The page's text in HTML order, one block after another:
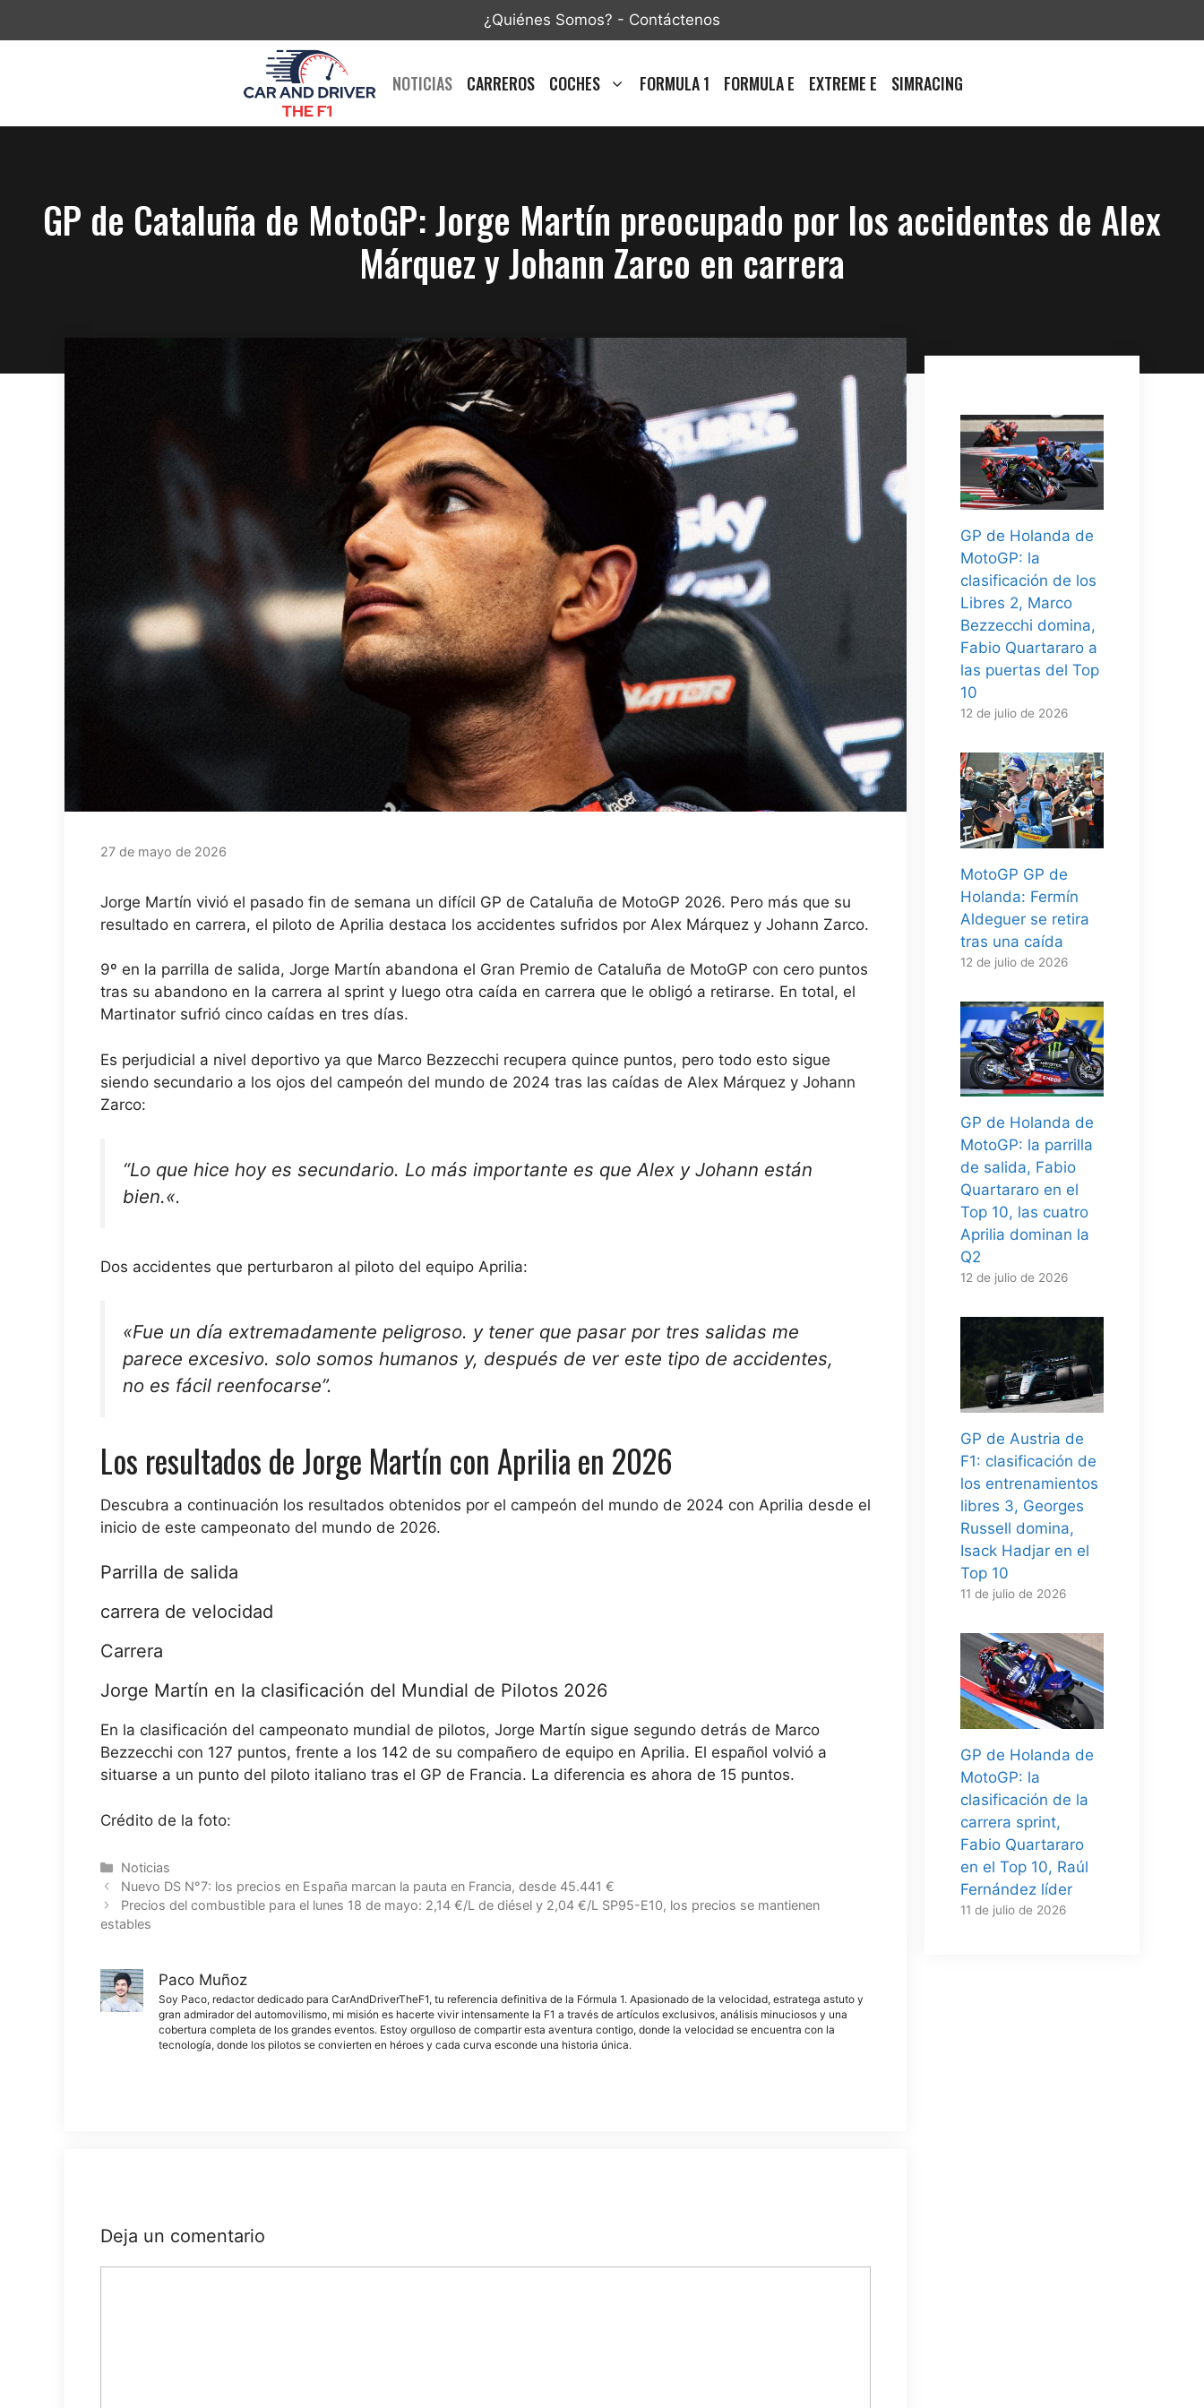
¿Quiénes Somos? - Contáctenos
NOTICIAS CARREROS COCHES FORMULA 1 FORMULA E EXTREME E SIMRACING
GP de Cataluña de MotoGP: Jorge Martín preocupado por los accidentes de Alex
Márquez y Johann Zarco en carrera
27 de mayo de 2026
Jorge Martín vivió el pasado fin de semana un difícil GP de Cataluña de MotoGP 2026. Pero más que su
resultado en carrera, el piloto de Aprilia destaca los accidentes sufridos por Alex Márquez y Johann Zarco.
9º en la parrilla de salida, Jorge Martín abandona el Gran Premio de Cataluña de MotoGP con cero puntos
tras su abandono en la carrera al sprint y luego otra caída en carrera que le obligó a retirarse. En total, el
Martinator sufrió cinco caídas en tres días.
Es perjudicial a nivel deportivo ya que Marco Bezzecchi recupera quince puntos, pero todo esto sigue
siendo secundario a los ojos del campeón del mundo de 2024 tras las caídas de Alex Márquez y Johann
Zarco:
“Lo que hice hoy es secundario. Lo más importante es que Alex y Johann están
bien.«.
Dos accidentes que perturbaron al piloto del equipo Aprilia:
«Fue un día extremadamente peligroso. y tener que pasar por tres salidas me
parece excesivo. solo somos humanos y, después de ver este tipo de accidentes,
no es fácil reenfocarse”.
Los resultados de Jorge Martín con Aprilia en 2026
Descubra a continuación los resultados obtenidos por el campeón del mundo de 2024 con Aprilia desde el
inicio de este campeonato del mundo de 2026.
Parrilla de salida
carrera de velocidad
Carrera
Jorge Martín en la clasificación del Mundial de Pilotos 2026
En la clasificación del campeonato mundial de pilotos, Jorge Martín sigue segundo detrás de Marco
Bezzecchi con 127 puntos, frente a los 142 de su compañero de equipo en Aprilia. El español volvió a
situarse a un punto del piloto italiano tras el GP de Francia. La diferencia es ahora de 15 puntos.
Crédito de la foto:
Categorías
Noticias
Nuevo DS N°7: los precios en España marcan la pauta en Francia, desde 45.441 €
Precios del combustible para el lunes 18 de mayo: 2,14 €/L de diésel y 2,04 €/L SP95-E10, los precios se mantienen
estables
Paco Muñoz
Soy Paco, redactor dedicado para CarAndDriverTheF1, tu referencia definitiva de la Fórmula 1. Apasionado de la velocidad, estratega astuto y
gran admirador del automovilismo, mi misión es hacerte vivir intensamente la F1 a través de artículos exclusivos, análisis minuciosos y una
cobertura completa de los grandes eventos. Estoy orgulloso de compartir esta aventura contigo, donde la velocidad se encuentra con la
tecnología, donde los pilotos se convierten en héroes y cada curva esconde una historia única.
Deja un comentario
GP de Holanda de
MotoGP: la
clasificación de los
Libres 2, Marco
Bezzecchi domina,
Fabio Quartararo a
las puertas del Top
10
12 de julio de 2026
MotoGP GP de
Holanda: Fermín
Aldeguer se retira
tras una caída
12 de julio de 2026
GP de Holanda de
MotoGP: la parrilla
de salida, Fabio
Quartararo en el
Top 10, las cuatro
Aprilia dominan la
Q2
12 de julio de 2026
GP de Austria de
F1: clasificación de
los entrenamientos
libres 3, Georges
Russell domina,
Isack Hadjar en el
Top 10
11 de julio de 2026
GP de Holanda de
MotoGP: la
clasificación de la
carrera sprint,
Fabio Quartararo
en el Top 10, Raúl
Fernández líder
11 de julio de 2026